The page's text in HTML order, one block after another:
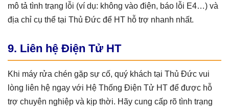
mô tả tình trạng lỗi (ví dụ: không vào điện, báo lỗi E4…) và
địa chỉ cụ thể tại Thủ Đức để HT hỗ trợ nhanh nhất.
9. Liên hệ Điện Tử HT
Khi máy rửa chén gặp sự cố, quý khách tại Thủ Đức vui
lòng liên hệ ngay với Hệ Thống Điện Tử HT để được hỗ
trợ chuyên nghiệp và kịp thời. Hãy cung cấp rõ tình trạng